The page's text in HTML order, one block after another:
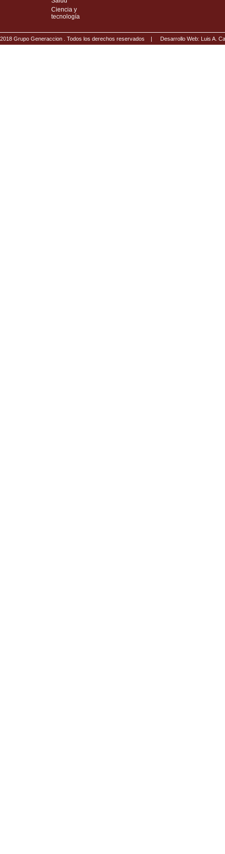
Ciencia y
tecnología
2018 Grupo Generaccion . Todos los derechos reservados | Desarrollo Web: Luis